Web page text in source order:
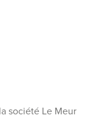
société Le Meur